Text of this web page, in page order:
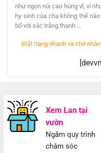
như ngọn núi cao hùng vĩ, ví
hy sinh của cha không thể
bố với sắc trắng thanh …
(Đặt hàng nhanh và chờ
Xem Lan tại
vườn
Ngắm quy trình
chăm sóc